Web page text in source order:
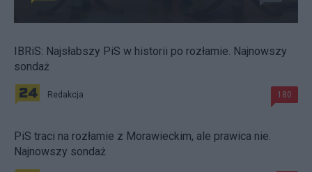
IBRiS: Najsłabszy PiS w historii po rozłamie. Najnowszy
sondaż
Redakcja 180
PiS traci na rozłamie z Morawieckim, ale prawica nie.
Najnowszy sondaż